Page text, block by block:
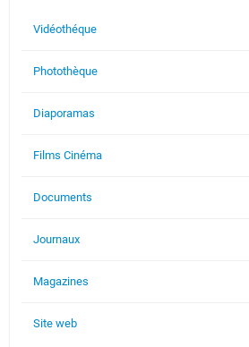
Vidéothéque
Photothèque
Diaporamas
Films Cinéma
Documents
Journaux
Magazines
Site web